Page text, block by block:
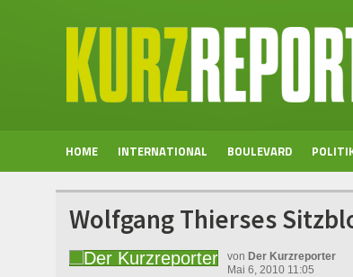
HOME INTERNATIONAL BOULEVARD
Wolfgang Thierses
von Der Kurzreporter
Mai 6, 2010 11:05